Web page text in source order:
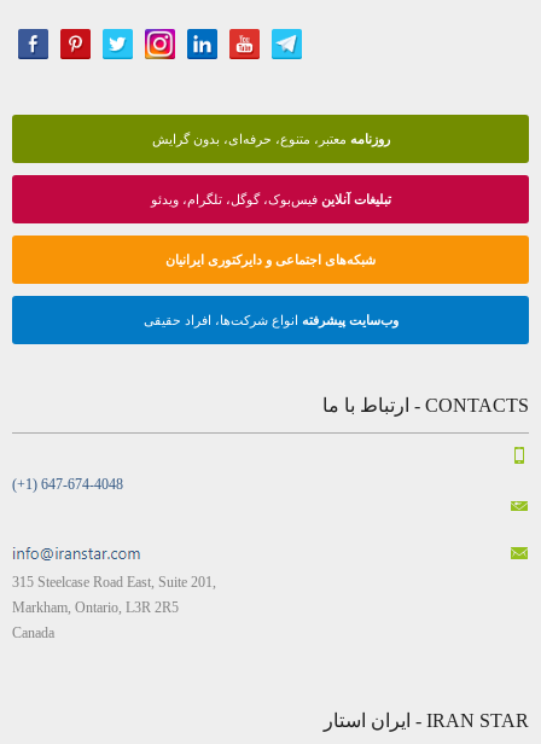
روزنامه معتبر، متنوع، حرفه‌ای، بدون گرایش
تبلیغات آنلاینفیس‌بوک، گوگل، تلگرام، ویدئو
شبکه‌های اجتماعی و دایرکتوری ایرانیان
وب‌سایت پیشرفته انواع شرکت‌ها، افراد حقیقی
CONTACTS - ارتباط با ما
(+1) 647-674-4048
315 Steelcase Road East, Suite 201,
Markham, Ontario, L3R 2R5
Canada
IRAN STAR - ایران استار